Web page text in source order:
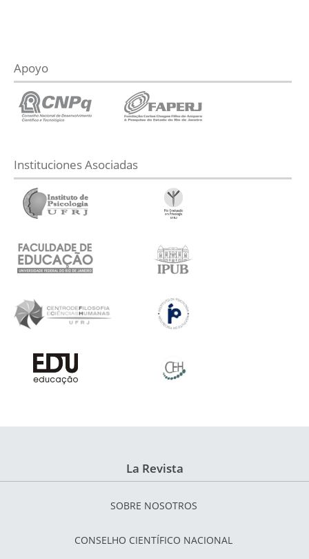
Apoyo
Instituciones Asociadas
La Revista
SOBRE NOSOTROS
CONSELHO CIENTÍFICO NACIONAL